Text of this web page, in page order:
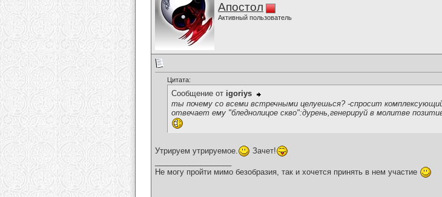
Апостол
Активный пользователь
Цитата:
Сообщение от igoriys
ты почему со всеми встречными целуешься? -спросит
отвечает ему "бледнолицое скво":дурень,генерируй в молитве
Утрируем утрируемое.
Зачет!
Не могу пройти мимо безобразия, так и хочется принять в нем участие